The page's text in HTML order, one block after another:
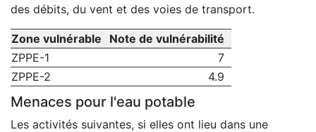
des débits, du vent et des voies de transport.
Zone vulnérable
Note de vulnérabilité
ZPPE-1
7
ZPPE-2
4.9
Menaces pour l'eau potable
Les activités suivantes, si elles ont lieu dans une